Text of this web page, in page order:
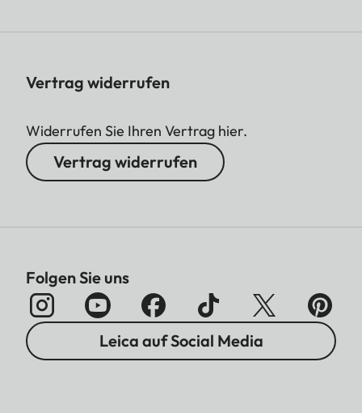
Vertrag widerrufen
Widerrufen Sie Ihren Vertrag hier.
Vertrag widerrufen
Folgen Sie uns
Leica auf Social Media